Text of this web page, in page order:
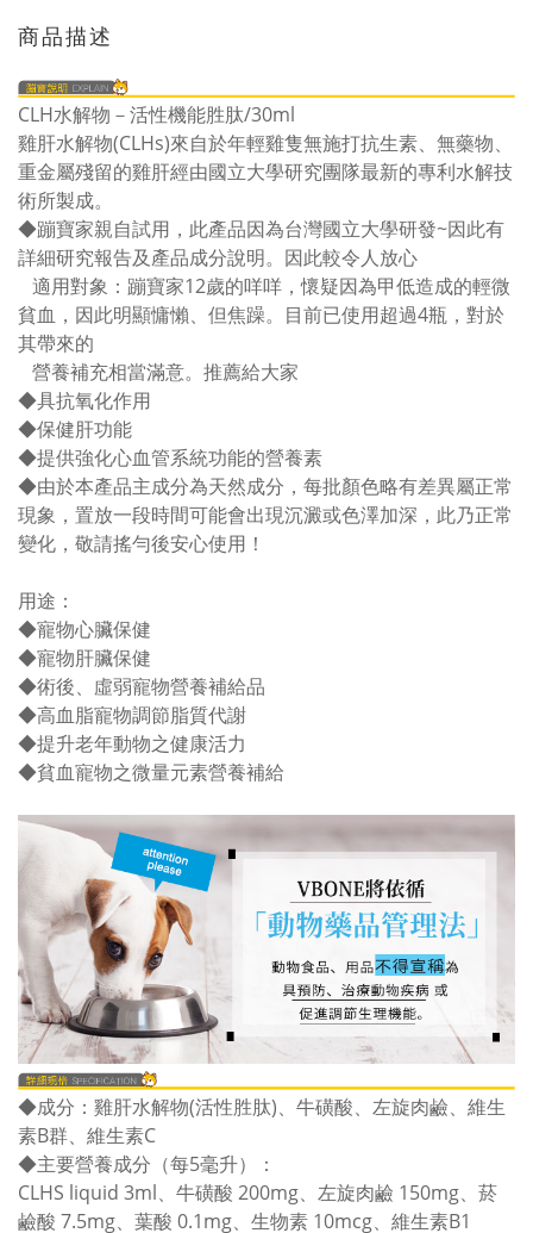
商品描述
CLH水解物－活性機能胜肽/30ml
雞肝水解物(CLHs)來自於年輕雞隻無施打抗生素、無藥物、
重金屬殘留的雞肝經由國立大學研究團隊最新的專利水解技
術所製成。
◆蹦寶家親自試用，此產品因為台灣國立大學研發~因此有
詳細研究報告及產品成分說明。因此較令人放心
適用對象：蹦寶家12歲的咩咩，懷疑因為甲低造成的輕微
貧血，因此明顯慵懶、但焦躁。目前已使用超過4瓶，對於
其帶來的
營養補充相當滿意。推薦給大家
◆具抗氧化作用
◆保健肝功能
◆提供強化心血管系統功能的營養素
◆由於本產品主成分為天然成分，每批顏色略有差異屬正常
現象，置放一段時間可能會出現沉澱或色澤加深，此乃正常
變化，敬請搖勻後安心使用！
用途：
◆寵物心臟保健
◆寵物肝臟保健
◆術後、虛弱寵物營養補給品
◆高血脂寵物調節脂質代謝
◆提升老年動物之健康活力
◆貧血寵物之微量元素營養補給
◆成分：雞肝水解物(活性胜肽)、牛磺酸、左旋肉鹼、維生
素B群、維生素C
◆主要營養成分（每5毫升）：
CLHS liquid 3ml、牛磺酸 200mg、左旋肉鹼 150mg、菸
鹼酸 7.5mg、葉酸 0.1mg、生物素 10mcg、維生素B1